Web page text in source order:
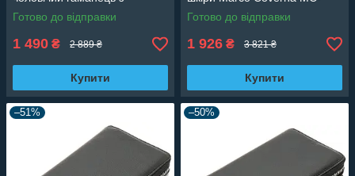
натуральної шкіри МС291
Готово до відправки
1 490 ₴ 2 889 ₴
Купити
801-1
Готово до відправки
1 926 ₴ 3 821 ₴
Купити
–51% –50%